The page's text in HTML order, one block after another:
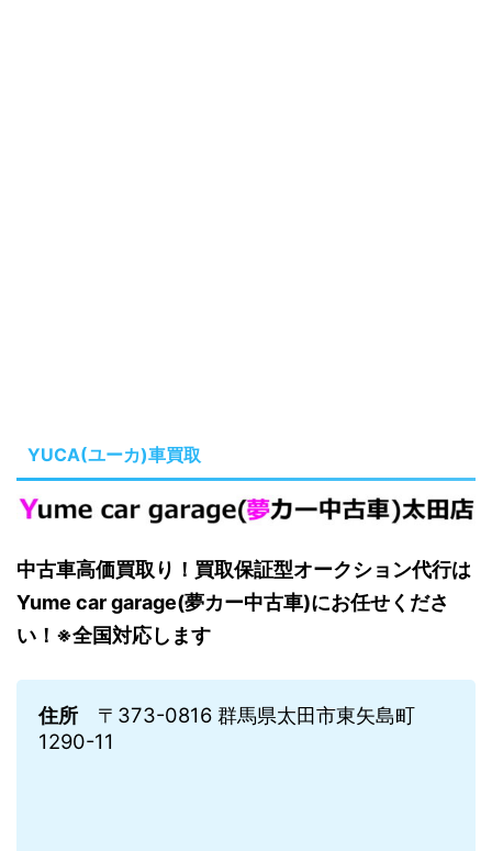
YUCA(ユーカ)車買取
中古車高価買取り！買取保証型オークション代行は
Yume car garage(夢カー中古車)にお任せくださ
い！※全国対応します
住所 〒373-0816 群馬県太田市東矢島町
1290-11